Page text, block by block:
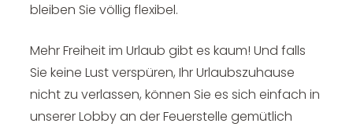
bleiben Sie völlig flexibel.
Mehr Freiheit im Urlaub gibt es kaum! Und falls
Sie keine Lust verspüren, Ihr Urlaubszuhause
nicht zu verlassen, können Sie es sich einfach in
unserer Lobby an der Feuerstelle gemütlich